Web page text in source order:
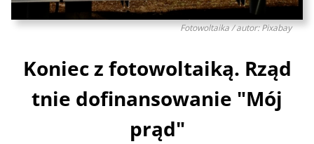
Fotowoltaika / autor: Pixabay
Koniec z fotowoltaiką. Rząd
tnie dofinansowanie "Mój
prąd"